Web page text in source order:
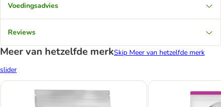
Voedingsadvies
Reviews
Meer van hetzelfde merkSkip Meer van hetzelfde merk
slider